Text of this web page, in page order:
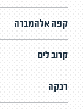
קפה אלהמברה
קרוב לים
רבקה